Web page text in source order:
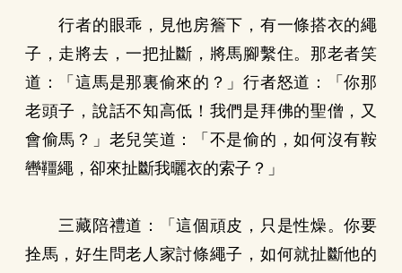
行者的眼乖，見他房簷下，有一條搭衣的繩
子，走將去，一把扯斷，將馬腳繫住。那老者笑
道：「這馬是那裏偷來的？」行者怒道：「你那
老頭子，說話不知高低！我們是拜佛的聖僧，又
會偷馬？」老兒笑道：「不是偷的，如何沒有鞍
轡韁繩，卻來扯斷我曬衣的索子？」
三藏陪禮道：「這個頑皮，只是性燥。你要
拴馬，好生問老人家討條繩子，如何就扯斷他的